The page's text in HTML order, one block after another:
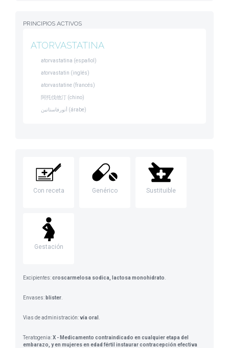
PRINCIPIOS ACTIVOS
ATORVASTATINA
atorvastatina (español)
atorvastatin (inglés)
atorvastatine (francés)
阿托伐他汀 (chino)
أتورفاستاتين (árabe)
Con receta Genérico Sustituible
Gestación
Excipientes:croscarmelosa sodica, lactosa monohidrato
Envases: blister
Vias de administración:vía oral
Teratogenia:X - Medicamento contraindicado en cualquier etapa del
embarazo, y en mujeres en edad fértil instaurar contracepción efectiva